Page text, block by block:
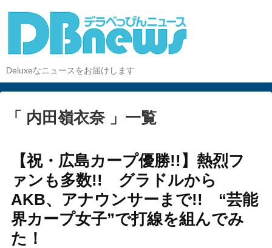
Deluxeなニュースをお届けします
「 内田嶺衣奈 」一覧
【祝・広島カープ優勝!!】熱烈フ
ァンも多数!! グラドルから
AKB、アナウンサーまで!! “芸能
界カープ女子”で打線を組んでみ
た！